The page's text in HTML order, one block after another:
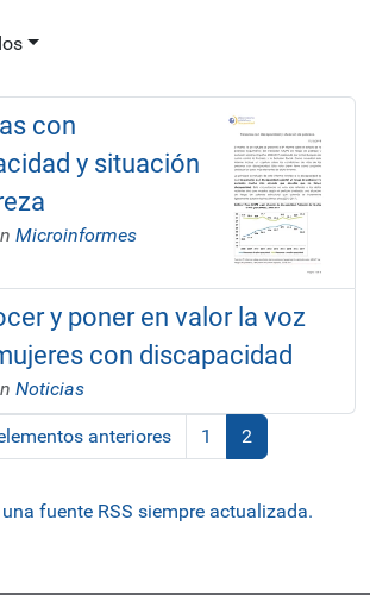
con
y situación
Microinformes
y poner en valor la voz
con discapacidad
Noticias
anteriores 1
2
fuente RSS siempre actualizada.